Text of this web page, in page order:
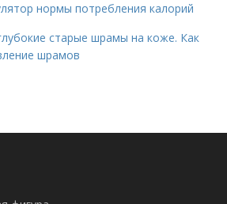
нормы потребления калорий
старые шрамы на коже. Как
шрамов